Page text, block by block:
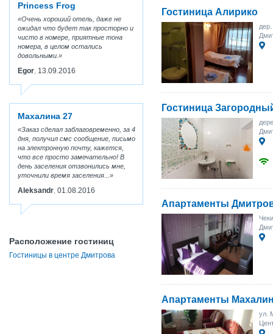
Princess Frog
Очень хороший отель, даже не
ожидал что будет так просторно и
чисто в номере, приятные тона
номера, в целом остались
довольными.
Egor 13.09.2016
Махалина 27
Заказ сделал заблаговременно, за 4
дня, получил смс сообщение, письмо
на электронную почту, кажется,
что все просто замечательно! В
день заселения отзвонились мне,
уточнили время заселения...
Aleksandr 01.08.2016
Расположение гостиниц
Гостиницы в центре Дмитрова
Гостиница Алирико
Гостиница
Апартаменты
Апартаменты
ул.